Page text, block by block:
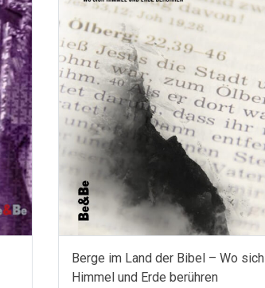
Berge im Land der Bibel – Wo sich
Himmel und Erde berühren